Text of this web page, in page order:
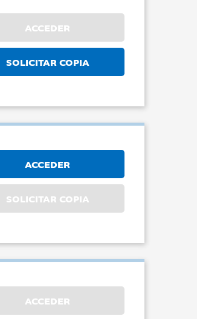
ACCEDER
SOLICITAR COPIA
ACCEDER
SOLICITAR COPIA
ACCEDER